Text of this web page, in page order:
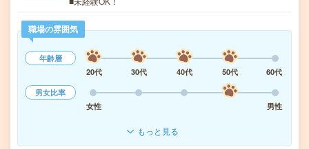
職場の雰囲気
年齢層
20代
30代 40代 50代
60代
男女比率
女性
男性
もっと見る